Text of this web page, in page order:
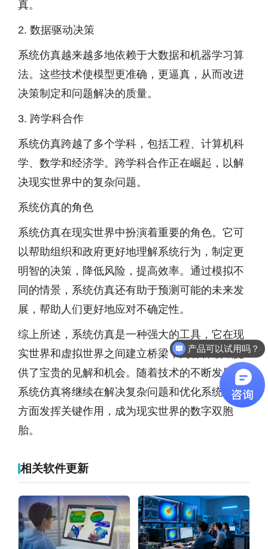
真。
2. 数据驱动决策
系统仿真越来越多地依赖于大数据和机器学习算
法。这些技术使模型更准确，更逼真，从而改进
决策制定和问题解决的质量。
3. 跨学科合作
系统仿真跨越了多个学科，包括工程、计算机科
学、数学和经济学。跨学科合作正在崛起，以解
决现实世界中的复杂问题。
系统仿真的角色
系统仿真在现实世界中扮演着重要的角色。它可
以帮助组织和政府更好地理解系统行为，制定更
明智的决策，降低风险，提高效率。通过模拟不
同的情景，系统仿真还有助于预测可能的未来发
展，帮助人们更好地应对不确定性。
综上所述，系统仿真是一种强大的工具，它在现
实世界和虚拟世界之间建立桥梁，为各种领域提
供了宝贵的见解和机会。随着技术的不断发展，
系统仿真将继续在解决复杂问题和优化系统行为
方面发挥关键作用，成为现实世界的数字双胞
胎。
相关软件更新
产品可以试用吗？
软件有折扣吗？